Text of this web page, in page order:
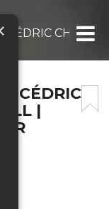
CÉDRIC
CÉDRIC
|